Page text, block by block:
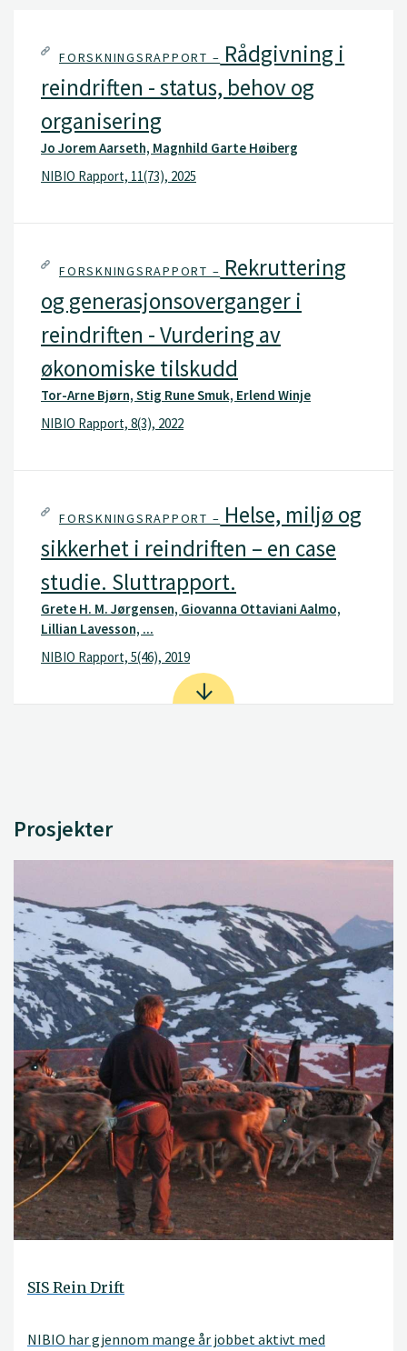
FORSKNINGSRAPPORT – Rådgivning i
reindriften - status, behov og
organisering
Jo Jorem Aarseth, Magnhild Garte Høiberg
NIBIO Rapport, 11(73), 2025
FORSKNINGSRAPPORT – Rekruttering
og generasjonsoverganger i
reindriften - Vurdering av
økonomiske tilskudd
Tor-Arne Bjørn, Stig Rune Smuk, Erlend Winje
NIBIO Rapport, 8(3), 2022
FORSKNINGSRAPPORT – Helse, miljø og
sikkerhet i reindriften – en case
studie. Sluttrapport.
Grete H. M. Jørgensen, Giovanna Ottaviani Aalmo,
Lillian Lavesson, ...
NIBIO Rapport, 5(46), 2019
Prosjekter
SIS Rein Drift
NIBIO har gjennom mange år jobbet aktivt med